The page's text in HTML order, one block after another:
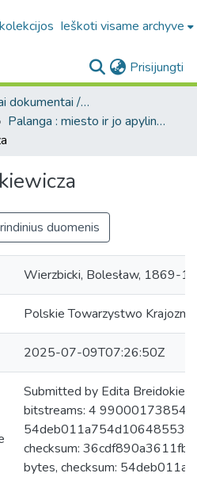
Ieškoti visame archyve
Prisijungti
4.3. Vaizdiniai dokumentai / Visual documents
Palanga : miesto ir jo apylinkių fotografinių atvirukų kolekcija, [1890-1988]
duomenis
Wierzbicki, Bolesław, 1869-
Polskie Towarzystwo
2025-07-09T07:26:50Z
Submitted by Edita
bitstreams: 4
checksum:
bytes, checksum: